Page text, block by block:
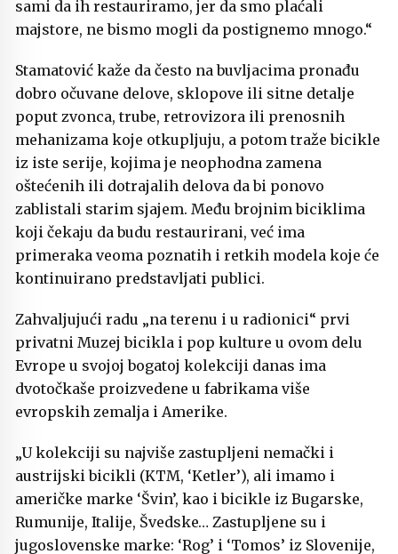
sami da ih restauriramo, jer da smo plaćali
majstore, ne bismo mogli da postignemo mnogo.“
Stamatović kaže da često na buvljacima pronađu
dobro očuvane delove, sklopove ili sitne detalje
poput zvonca, trube, retrovizora ili prenosnih
mehanizama koje otkupljuju, a potom traže bicikle
iz iste serije, kojima je neophodna zamena
oštećenih ili dotrajalih delova da bi ponovo
zablistali starim sjajem. Među brojnim biciklima
koji čekaju da budu restaurirani, već ima
primeraka veoma poznatih i retkih modela koje će
kontinuirano predstavljati publici.
Zahvaljujući radu „na terenu i u radionici“ prvi
privatni Muzej bicikla i pop kulture u ovom delu
Evrope u svojoj bogatoj kolekciji danas ima
dvotočkaše proizvedene u fabrikama više
evropskih zemalja i Amerike.
„U kolekciji su najviše zastupljeni nemački i
austrijski bicikli (KTM, ‘Ketler’), ali imamo i
američke marke ‘Švin’, kao i bicikle iz Bugarske,
Rumunije, Italije, Švedske… Zastupljene su i
jugoslovenske marke: ‘Rog’ i ‘Tomos’ iz Slovenije,